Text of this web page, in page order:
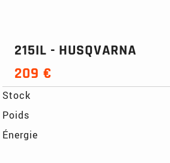
215IL - HUSQVARNA
209 €
Stock
Poids
Énergie